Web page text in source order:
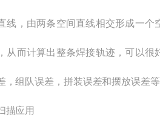
线，由两条空间直线相交形成一个
从而计算出整条焊接轨迹，可以很
，组队误差，拼装误差和摆放误差
描应用